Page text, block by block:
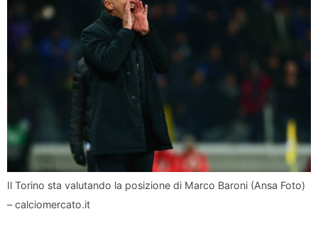
Il Torino sta valutando la posizione di Marco Baroni (Ansa Foto)
– calciomercato.it